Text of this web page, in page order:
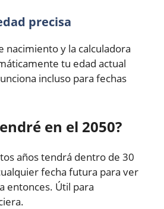
precisa
nacimiento y la calculadora
tu edad actual
incluso para fechas
en el 2050?
años tendrá dentro de 30
fecha futura para ver
entonces. Útil para